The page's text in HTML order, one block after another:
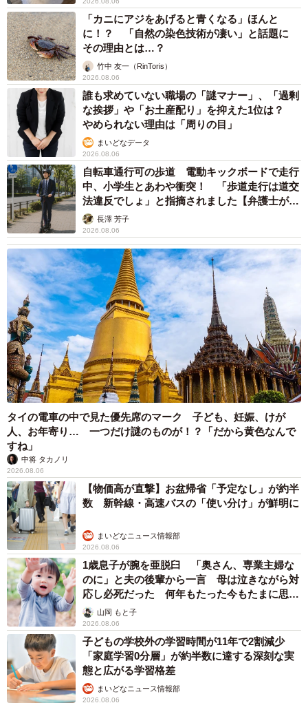
平藤 清刀
2026.08.06
東京・千代田区の中央線高架に心ない落書き
歴史ある昌平橋架道橋の被害に怒りの声 「何
も分かってないし、センスも古い」「罰則強化
して」中将 タカノリ
2026.08.06
もしかすると「下山ダッシュ」 リニア中央新
幹線の長野県駅 在来線との乗り継ぎなし→な
ら走れば間に合うんじゃない？ 惜しい位置関
係が反響
中将 タカノリ
2026.08.06
「なんじゃこりゃ！」「ロボ？」大阪・梅田に
そびえる物体の正体は？ 昭和の遺産を調査し
てみた結果…
太田 浩子
エジプトで自撮りしていたら、ガイドが「撮り
ますよ！」→ノリノリでポーズを取っていた
ら……スマホを返してもらえない 「日本人は
カモ代表かも」「私は6時間で3万円払った」
宮前 晶子
2026.08.06
「LINEのQRコードを添付して」社長をかたる
詐欺メール続々 社員を個人アカウントへ誘導
→最後は不正送金…求められる「だまされる前
提」の対策
井二 かける
重みも歴史もズッシリ…出雲大社の日本最大級「大しめ縄」が8
年ぶり掛けかえ 伝統の「大撚り合わせ」が28万回超再生「ほ
んとに圧巻」
まいどなニュース調査部
2026.08.06
「これ全部長野県」海外のような絶景ショット
に感動と反響「離れてからいいところだったん
だって気づいた」